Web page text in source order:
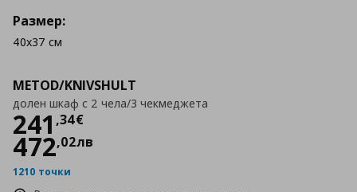
METOD/KNIVSHULT
долен шкаф с 2 чела/3 чекмеджета
241 ,34€
Цена
472,02лв
1210 точки
Размер:
40x37 см